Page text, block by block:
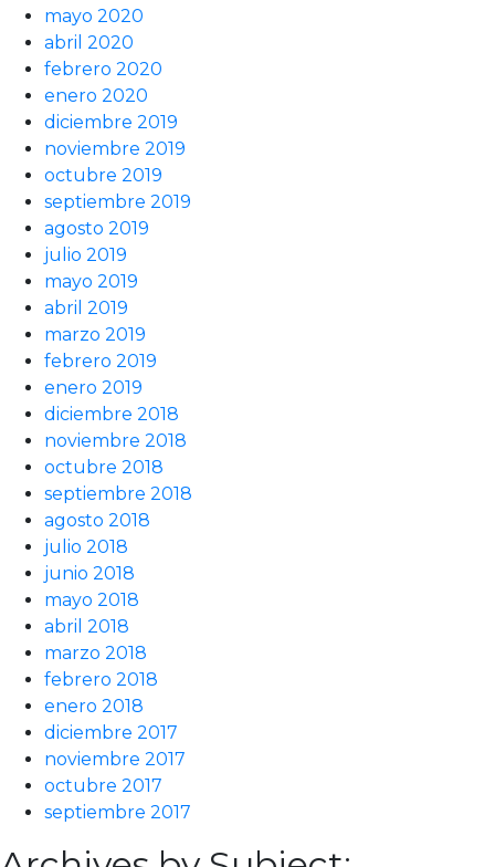
mayo 2020
abril 2020
febrero 2020
enero 2020
diciembre 2019
noviembre 2019
octubre 2019
septiembre 2019
agosto 2019
julio 2019
mayo 2019
abril 2019
marzo 2019
febrero 2019
enero 2019
diciembre 2018
noviembre 2018
octubre 2018
septiembre 2018
agosto 2018
julio 2018
junio 2018
mayo 2018
abril 2018
marzo 2018
febrero 2018
enero 2018
diciembre 2017
noviembre 2017
octubre 2017
septiembre 2017